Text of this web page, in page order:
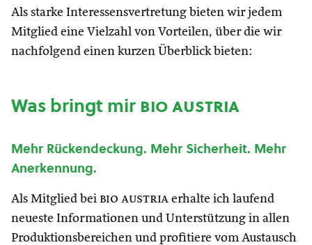
Als starke Interessensvertretung bieten wir jedem
Mitglied eine Vielzahl von Vorteilen, über die wir
nachfolgend einen kurzen Überblick bieten:
Was bringt mirbio austria
Mehr Rückendeckung. Mehr Sicherheit. Mehr
Anerkennung.
Als Mitglied bei bio austria erhalte ich laufend
neueste Informationen und Unterstützung in allen
Produktionsbereichen und profitiere vom Austausch